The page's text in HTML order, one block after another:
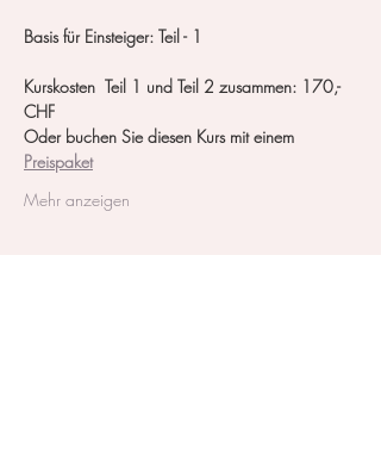
Basis für Einsteiger: Teil - 1
Kurskosten  Teil 1 und Teil 2 zusammen: 170,-
CHF
Oder buchen Sie diesen Kurs mit einem
Preispaket
Mehr anzeigen